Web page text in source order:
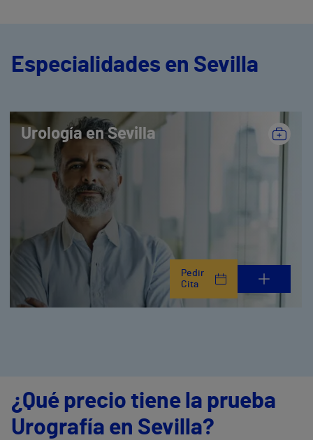
Especialidades en Sevilla
Urología en Sevilla
Pedir
Cita
¿Qué precio tiene la prueba
Urografía en Sevilla?